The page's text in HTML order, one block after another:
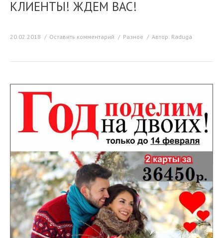
КЛИЕНТЫ! ЖДЕМ ВАС!
20.02.2018 Оставить комментарий Разное Автор: Raduga